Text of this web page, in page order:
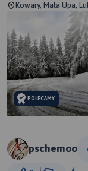
Kowary, Mała Upa,
POLECAMY
pschemoo